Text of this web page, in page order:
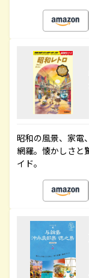
昭和の風景、家電
網羅。懐かしさと
イド。